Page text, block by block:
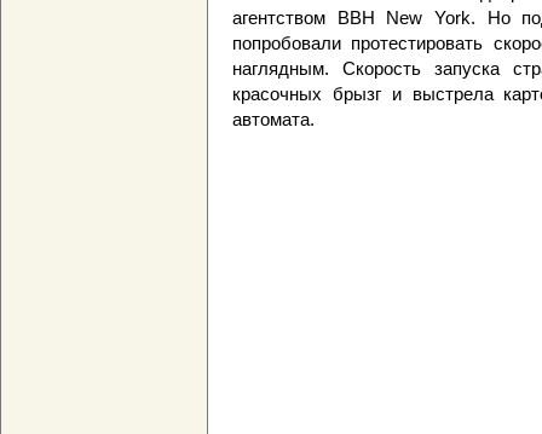
агентством BBH New York. Но
попробовали протестировать
наглядным. Скорость запуска
красочных брызг и выстрела
автомата.